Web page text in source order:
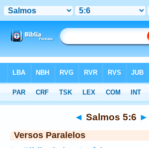
>Salmos Capítulo 5 > Verso 6
◄ Salmos 5:6 ►
Versos Paralelos